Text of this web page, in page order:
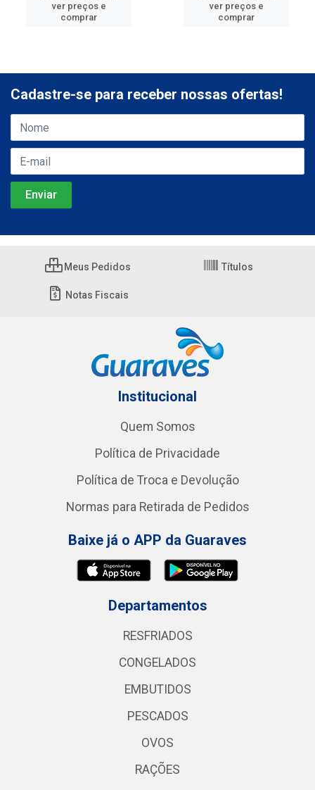
ver preços e
comprar
ver preços e
comprar
Cadastre-se para receber nossas ofertas!
Meus Pedidos Títulos
Notas Fiscais
Institucional
Quem Somos
Política de Privacidade
Política de Troca e Devolução
Normas para Retirada de Pedidos
Baixe já o APP da Guaraves
Departamentos
RESFRIADOS
CONGELADOS
EMBUTIDOS
PESCADOS
OVOS
RAÇÕES